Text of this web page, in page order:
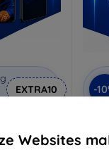
Websites
EXTRA10 -